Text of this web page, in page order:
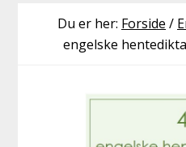
Du er her: Forside /
engelske